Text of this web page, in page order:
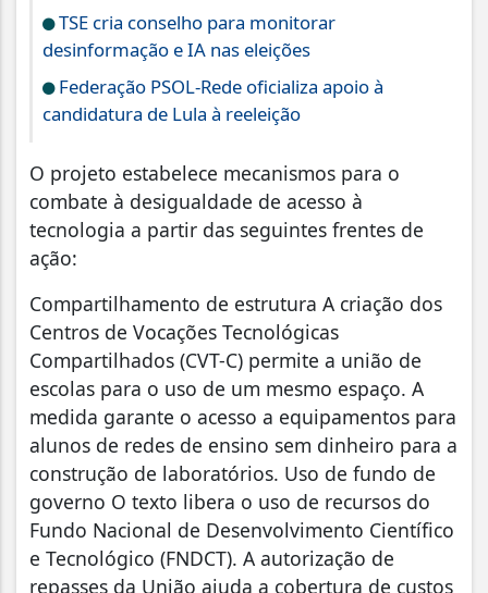
TSE cria conselho para monitorar
desinformação e IA nas eleições
Federação PSOL-Rede oficializa apoio à
candidatura de Lula à reeleição
O projeto estabelece mecanismos para o
combate à desigualdade de acesso à
tecnologia a partir das seguintes frentes de
ação:
Compartilhamento de estrutura A criação dos
Centros de Vocações Tecnológicas
Compartilhados (CVT-C) permite a união de
escolas para o uso de um mesmo espaço. A
medida garante o acesso a equipamentos para
alunos de redes de ensino sem dinheiro para a
construção de laboratórios. Uso de fundo de
governo O texto libera o uso de recursos do
Fundo Nacional de Desenvolvimento Científico
e Tecnológico (FNDCT). A autorização de
repasses da União ajuda a cobertura de custos